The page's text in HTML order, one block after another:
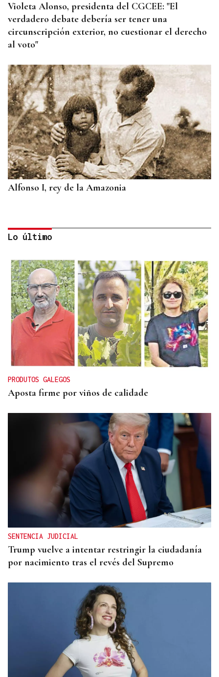
Violeta Alonso, presidenta del CGCEE: "El
verdadero debate debería ser tener una
circunscripción exterior, no cuestionar el derecho
al voto"
Alfonso I, rey de la Amazonia
BIOGRAFÍAS
Jesusa Prado López, la fuerza ourensana que
iluminó La Habana
Lo último
PRODUTOS GALEGOS
Aposta firme por viños de calidade
SENTENCIA JUDICIAL
Trump vuelve a intentar restringir la ciudadanía
por nacimiento tras el revés del Supremo